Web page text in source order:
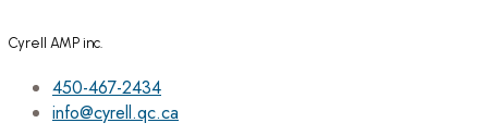
Cyrell AMP inc.
450-467-2434
info@cyrell.qc.ca